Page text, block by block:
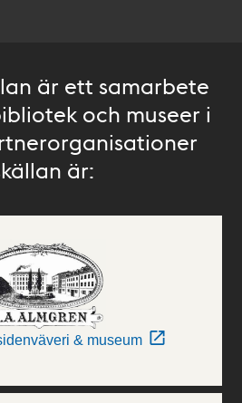
är ett samarbete
och museer i
är:
& museum